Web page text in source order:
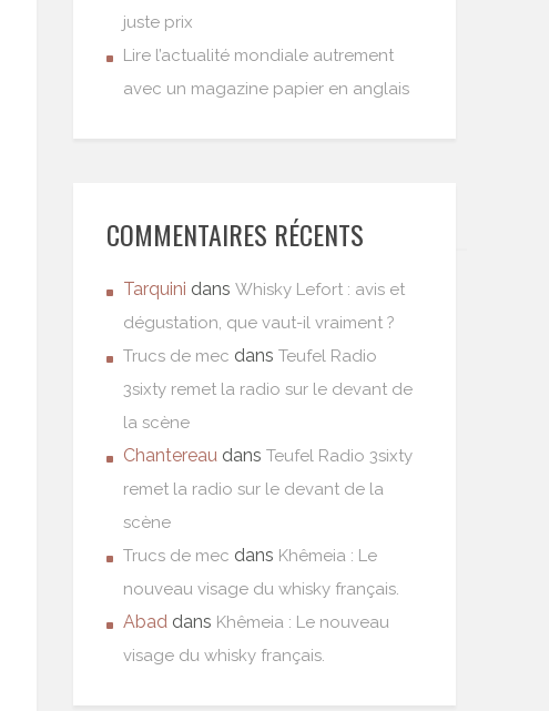
juste prix
Lire l’actualité mondiale autrement
avec un magazine papier en anglais
COMMENTAIRES RÉCENTS
Tarquini dans Whisky Lefort : avis et
dégustation, que vaut-il vraiment ?
Trucs de mec dans Teufel Radio
3sixty remet la radio sur le devant de
la scène
Chantereau dans Teufel Radio 3sixty
remet la radio sur le devant de la
scène
Trucs de mec dans Khêmeia : Le
nouveau visage du whisky français.
Abad dans Khêmeia : Le nouveau
visage du whisky français.